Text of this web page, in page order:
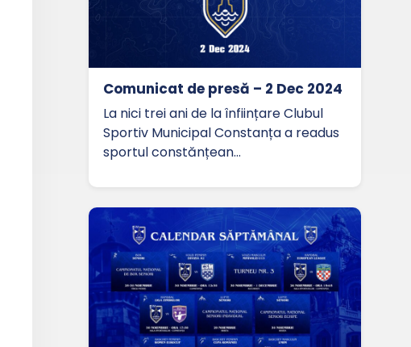
Comunicat de presă – 2 Dec 2024
La nici trei ani de la înființare Clubul
Sportiv Municipal Constanța a readus
sportul constănțean…